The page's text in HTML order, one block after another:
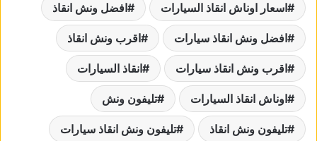
اسعار اوناش انقاذ السيارات افضل ونش انقاذ
افضل ونش انقاذ سيارات اقرب ونش انقاذ
اقرب ونش انقاذ سيارات انقاذ السيارات
اوناش انقاذ السيارات تليفون ونش
تليفون ونش انقاذ تليفون ونش انقاذ سيارات